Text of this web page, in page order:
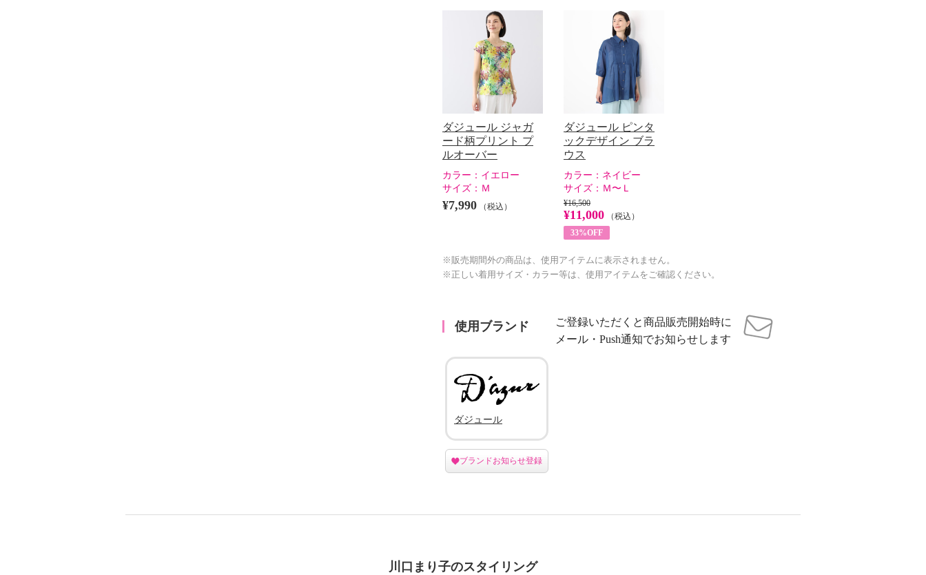
ダジュール ジャガ
ード柄プリント プ
ルオーバー
カラー： イエロー
サイズ： Ｍ
¥7,990 （税込）
ダジュール ピンタ
ックデザイン ブラ
ウス
カラー： ネイビー
サイズ： Ｍ〜Ｌ
¥16,500
¥11,000
（税込）
33%OFF
※販売期間外の商品は、使用アイテムに表示されません。
※正しい着用サイズ・カラー等は、使用アイテムをご確認ください。
使用ブランド
ご登録いただくと商品販売開始時に
メール・Push通知でお知らせします
ダジュール
ブランドお知らせ登録
川口まり子のスタイリング